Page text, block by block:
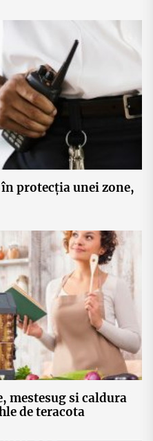
protecția unei zone,
mestesug si caldura
de teracota